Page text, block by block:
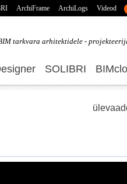
ArchiFrame ArchiLogs Videod
tarkvara arhitektidele -
SOLIBRI